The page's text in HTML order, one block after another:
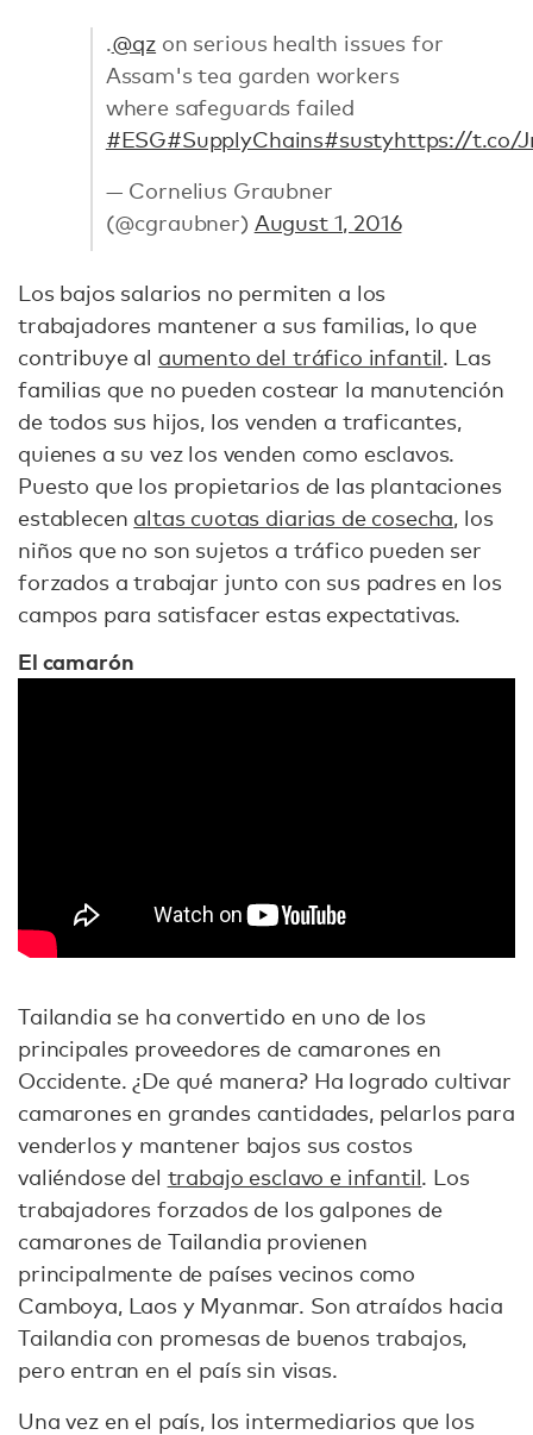
.@qz on serious health issues for
Assam's tea garden workers
where safeguards failed
#ESG#SupplyChains#sustyhttps://t.co/
— Cornelius Graubner
(@cgraubner) August 1, 2016
Los bajos salarios no permiten a los
trabajadores mantener a sus familias, lo que
contribuye al aumento del tráfico infantil. Las
familias que no pueden costear la manutención
de todos sus hijos, los venden a traficantes,
quienes a su vez los venden como esclavos.
Puesto que los propietarios de las plantaciones
establecen altas cuotas diarias de cosecha, los
niños que no son sujetos a tráfico pueden ser
forzados a trabajar junto con sus padres en los
campos para satisfacer estas expectativas.
El camarón
Tailandia se ha convertido en uno de los
principales proveedores de camarones en
Occidente. ¿De qué manera? Ha logrado cultivar
camarones en grandes cantidades, pelarlos para
venderlos y mantener bajos sus costos
valiéndose del trabajo esclavo e infantil. Los
trabajadores forzados de los galpones de
camarones de Tailandia provienen
principalmente de países vecinos como
Camboya, Laos y Myanmar. Son atraídos hacia
Tailandia con promesas de buenos trabajos,
pero entran en el país sin visas.
Una vez en el país, los intermediarios que los